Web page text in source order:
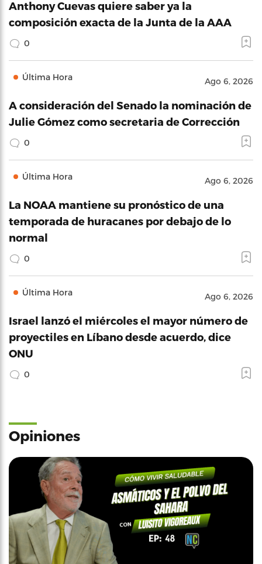
Anthony Cuevas quiere saber ya la
composición exacta de la Junta de la AAA
0
Última Hora Ago 6, 2026
A consideración del Senado la nominación de
Julie Gómez como secretaria de Corrección
0
Última Hora Ago 6, 2026
La NOAA mantiene su pronóstico de una
temporada de huracanes por debajo de lo
normal
0
Última Hora Ago 6, 2026
Israel lanzó el miércoles el mayor número de
proyectiles en Líbano desde acuerdo, dice
ONU
0
Opiniones